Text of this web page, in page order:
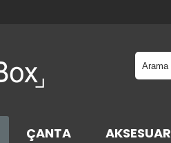
ÇANTA AKSESUAR